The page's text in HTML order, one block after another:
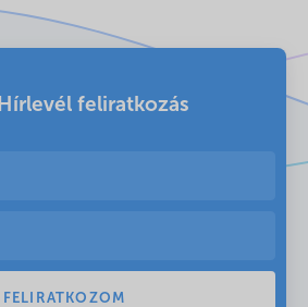
Hírlevél feliratkozás